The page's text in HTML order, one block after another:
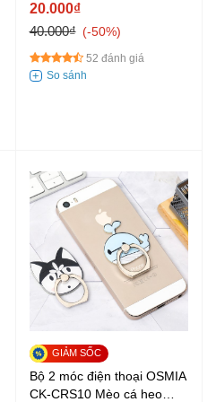
20.000₫
40.000₫
-50%
52 đánh giá
Bộ 2 móc điện thoại OSMIA
CK-CRS10 Mèo cá heo